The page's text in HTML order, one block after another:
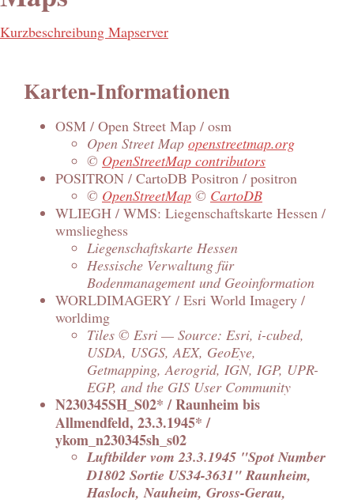
Kurzbeschreibung Mapserver
Karten-Informationen
OSM / Open Street Map / osm
Open Street Map openstreetmap.org
© OpenStreetMap contributors
POSITRON / CartoDB Positron / positron
© OpenStreetMap © CartoDB
WLIEGH / WMS: Liegenschaftskarte Hessen /
wmslieghess
Liegenschaftskarte Hessen
Hessische Verwaltung für
Bodenmanagement und Geoinformation
WORLDIMAGERY / Esri World Imagery /
worldimg
Tiles © Esri — Source: Esri, i-cubed,
USDA, USGS, AEX, GeoEye,
Getmapping, Aerogrid, IGN, IGP, UPR-
EGP, and the GIS User Community
N230345SH_S02* / Raunheim bis
Allmendfeld, 23.3.1945* /
ykom_n230345sh_s02
Luftbilder vom 23.3.1945 "Spot Number
D1802 Sortie US34-3631" Raunheim,
Hasloch, Nauheim, Gross-Gerau,